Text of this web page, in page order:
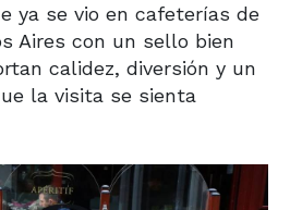
ya se vio en cafeterías de
Aires con un sello bien
calidez, diversión y un
la visita se sienta